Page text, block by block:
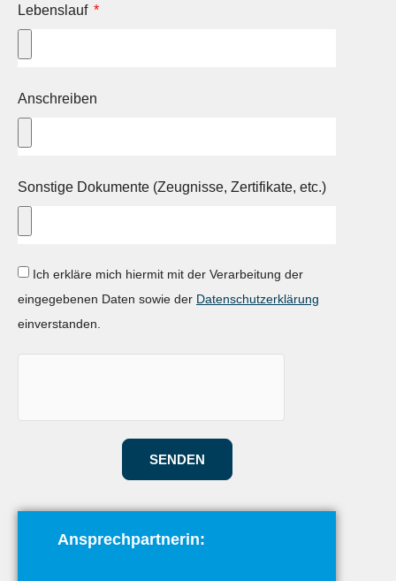
Lebenslauf
Anschreiben
Sonstige Dokumente (Zeugnisse, Zertifikate, etc.)
Ich erkläre mich hiermit mit der Verarbeitung der
eingegebenen Daten sowie der Datenschutzerklärung
einverstanden.
SENDEN
Ansprechpartnerin: